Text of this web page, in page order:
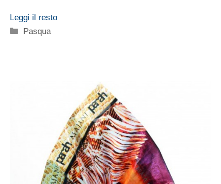
Leggi il resto
Categorie
Pasqua